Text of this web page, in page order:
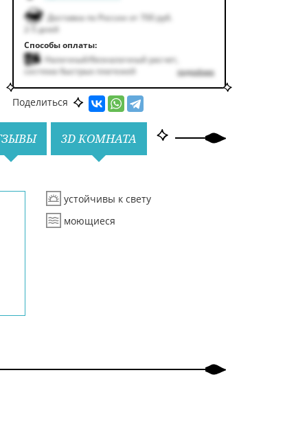
Доставка по России от 700 руб.
2-5 дней
Способы оплаты:
Наличный/безналичный расчет,
система быстрых платежей
подробнее
Поделиться
3D КОМНАТА
устойчивы к свету
моющиеся